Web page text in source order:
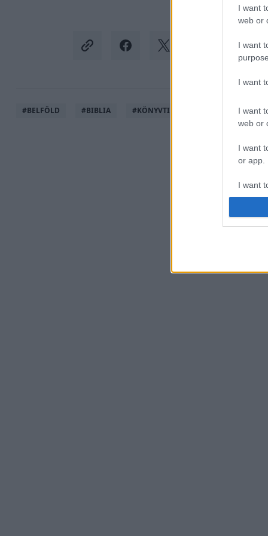
I want
web or
I want
I want
I want
web or
I want
or app.
I want
#BELFÖLD #BIBLIA #KÖNYVTILTÁS EGYESÜLT